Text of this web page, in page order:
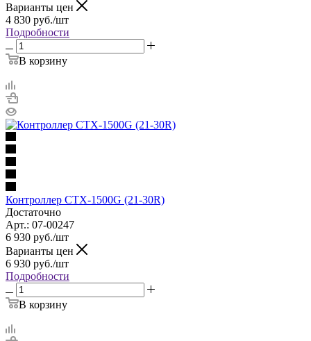
Варианты цен
4 830 руб./шт
Подробности
В корзину
Контроллер CTX-1500G (21-30R)
Достаточно
Арт.: 07-00247
6 930 руб./шт
Варианты цен
6 930 руб./шт
Подробности
В корзину